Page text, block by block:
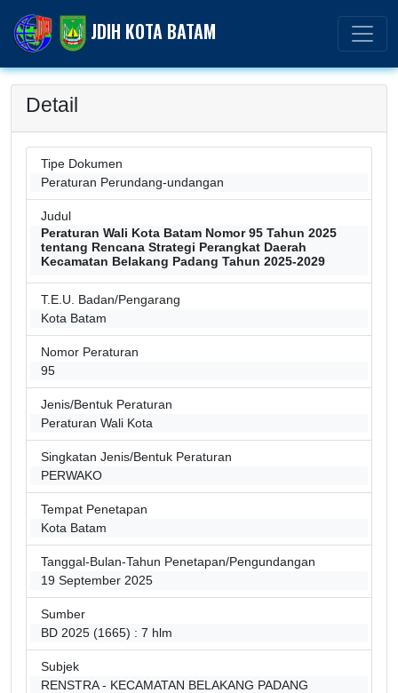
JDIH KOTA BATAM
Detail
Tipe Dokumen
Peraturan Perundang-undangan
Judul
Peraturan Wali Kota Batam Nomor 95 Tahun 2025
tentang Rencana Strategi Perangkat Daerah
Kecamatan Belakang Padang Tahun 2025-2029
T.E.U. Badan/Pengarang
Kota Batam
Nomor Peraturan
95
Jenis/Bentuk Peraturan
Peraturan Wali Kota
Singkatan Jenis/Bentuk Peraturan
PERWAKO
Tempat Penetapan
Kota Batam
Tanggal-Bulan-Tahun Penetapan/Pengundangan
19 September 2025
Sumber
BD 2025 (1665) : 7 hlm
Subjek
RENSTRA - KECAMATAN BELAKANG PADANG